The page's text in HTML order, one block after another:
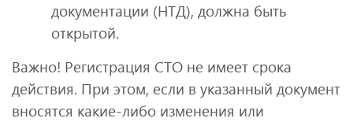
документации (НТД), должна быть
открытой.
Важно! Регистрация СТО не имеет срока
действия. При этом, если в указанный документ
вносятся какие-либо изменения или